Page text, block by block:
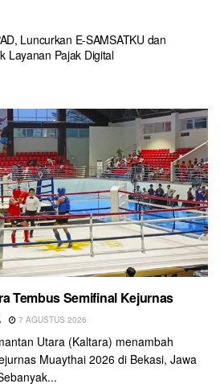
Luncurkan E-SAMSATKU dan
Layanan Pajak Digital
Tembus Semifinal Kejurnas
7 AGUSTUS 2026
Utara (Kaltara) menambah
Muaythai 2026 di Bekasi, Jawa